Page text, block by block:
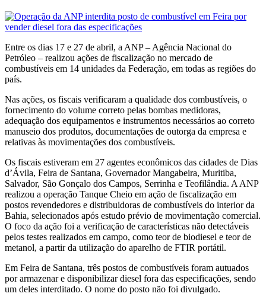
Entre os dias 17 e 27 de abril, a ANP – Agência Nacional do
Petróleo – realizou ações de fiscalização no mercado de
combustíveis em 14 unidades da Federação, em todas as regiões do
país.
Nas ações, os fiscais verificaram a qualidade dos combustíveis, o
fornecimento do volume correto pelas bombas medidoras,
adequação dos equipamentos e instrumentos necessários ao correto
manuseio dos produtos, documentações de outorga da empresa e
relativas às movimentações dos combustíveis.
Os fiscais estiveram em 27 agentes econômicos das cidades de Dias
d’Ávila, Feira de Santana, Governador Mangabeira, Muritiba,
Salvador, São Gonçalo dos Campos, Serrinha e Teofilândia. A ANP
realizou a operação Tanque Cheio em ação de fiscalização em
postos revendedores e distribuidoras de combustíveis do interior da
Bahia, selecionados após estudo prévio de movimentação comercial.
O foco da ação foi a verificação de características não detectáveis
pelos testes realizados em campo, como teor de biodiesel e teor de
metanol, a partir da utilização do aparelho de FTIR portátil.
Em Feira de Santana, três postos de combustíveis foram autuados
por armazenar e disponibilizar diesel fora das especificações, sendo
um deles interditado. O nome do posto não foi divulgado.